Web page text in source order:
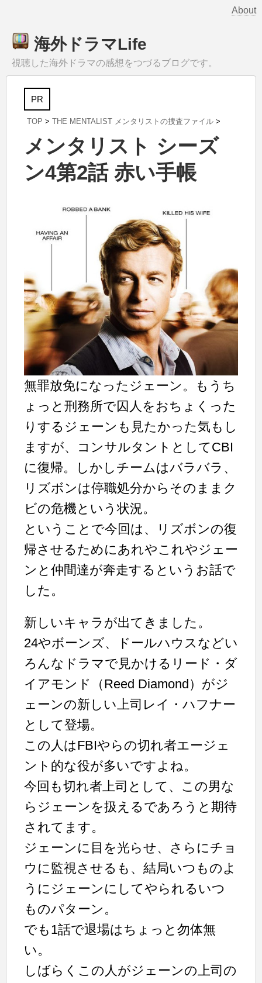
About
海外ドラマLife
視聴した海外ドラマの感想をつづるブログです。
PR
TOP > THE MENTALIST メンタリストの捜査ファイル >
メンタリスト シーズ
ン4第2話 赤い手帳
無罪放免になったジェーン。もうち
ょっと刑務所で囚人をおちょくった
りするジェーンも見たかった気もし
ますが、コンサルタントとしてCBI
に復帰。しかしチームはバラバラ、
リズボンは停職処分からそのままク
ビの危機という状況。
ということで今回は、リズボンの復
帰させるためにあれやこれやジェー
ンと仲間達が奔走するというお話で
した。
新しいキャラが出てきました。
24やボーンズ、ドールハウスなどい
ろんなドラマで見かけるリード・ダ
イアモンド（Reed Diamond）がジ
ェーンの新しい上司レイ・ハフナー
として登場。
この人はFBIやらの切れ者エージェ
ント的な役が多いですよね。
今回も切れ者上司として、この男な
らジェーンを扱えるであろうと期待
されてます。
ジェーンに目を光らせ、さらにチョ
ウに監視させるも、結局いつものよ
うにジェーンにしてやられるいつ
ものパターン。
でも1話で退場はちょっと勿体無
い。
しばらくこの人がジェーンの上司の